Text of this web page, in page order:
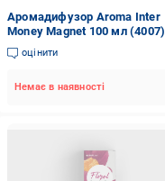
Аромадифузор Aroma Inter
Money Magnet 100 мл (4007)
оцінити
Немає в наявності